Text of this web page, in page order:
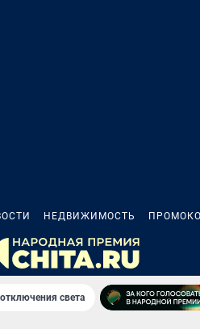
НЕДВИЖИМОСТЬ
света